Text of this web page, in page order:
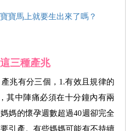
寶馬上就要生出來了嗎？
三種產兆
兆有分三個，1.有效且規律的
其中陣痛必須在十分鐘內有兩
媽的懷孕週數超過40週卻完全
引產。有些媽媽可能有不持續